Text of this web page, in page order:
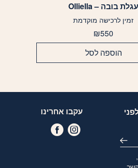
עגלת בובה – Olliella
זמין לרכישה מוקדמת
₪550
הוספה לסל
עקבו אחרינו